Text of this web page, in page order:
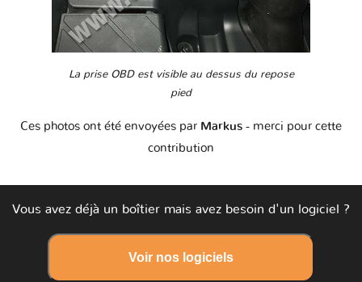
La prise OBD est visible au dessus du repose
pied
Ces photos ont été envoyées par Markus - merci pour cette
contribution
Vous avez déjà un boîtier mais avez besoin d'un logiciel ?
Voir nos logiciels